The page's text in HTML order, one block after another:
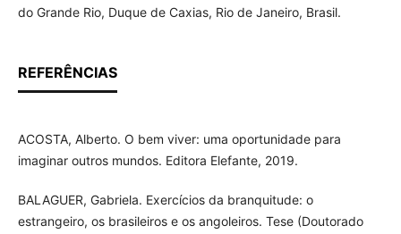
do Grande Rio, Duque de Caxias, Rio de Janeiro, Brasil.
REFERÊNCIAS
ACOSTA, Alberto. O bem viver: uma oportunidade para
imaginar outros mundos. Editora Elefante, 2019.
BALAGUER, Gabriela. Exercícios da branquitude: o
estrangeiro, os brasileiros e os angoleiros. Tese (Doutorado